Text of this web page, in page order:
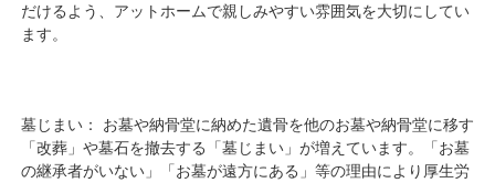
だけるよう、アットホームで親しみやすい雰囲気を大切にしてい
ます。
墓じまい： お墓や納骨堂に納めた遺骨を他のお墓や納骨堂に移す
「改葬」や墓石を撤去する「墓じまい」が増えています。「お墓
の継承者がいない」「お墓が遠方にある」等の理由により厚生労